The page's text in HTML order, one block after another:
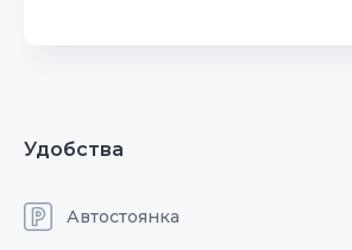
Удобства
Автостоянка